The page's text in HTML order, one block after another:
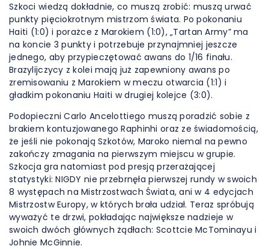
Szkoci wiedzą dokładnie, co muszą zrobić: muszą urwać
punkty pięciokrotnym mistrzom świata. Po pokonaniu
Haiti (1:0) i porażce z Marokiem (1:0), „Tartan Army” ma
na koncie 3 punkty i potrzebuje przynajmniej jeszcze
jednego, aby przypieczętować awans do 1/16 finału.
Brazylijczycy z kolei mają już zapewniony awans po
zremisowaniu z Marokiem w meczu otwarcia (1:1) i
gładkim pokonaniu Haiti w drugiej kolejce (3:0).
Podopieczni Carlo Ancelottiego muszą poradzić sobie z
brakiem kontuzjowanego Raphinhi oraz ze świadomością,
że jeśli nie pokonają Szkotów, Maroko niemal na pewno
zakończy zmagania na pierwszym miejscu w grupie.
Szkocja gra natomiast pod presją przerażającej
statystyki: NIGDY nie przebrnęła pierwszej rundy w swoich
8 występach na Mistrzostwach Świata, ani w 4 edycjach
Mistrzostw Europy, w których brała udział. Teraz spróbują
wyważyć te drzwi, pokładając największe nadzieje w
swoich dwóch głównych żądłach: Scottcie McTominayu i
Johnie McGinnie.